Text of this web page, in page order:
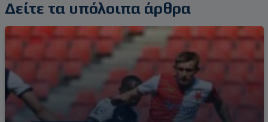
Δείτε τα υπόλοιπα άρθρα